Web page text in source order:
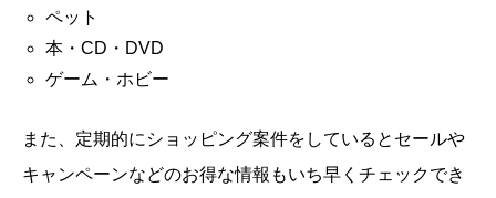
ペット
本・CD・DVD
ゲーム・ホビー
また、定期的にショッピング案件をしているとセールや
キャンペーンなどのお得な情報もいち早くチェックでき